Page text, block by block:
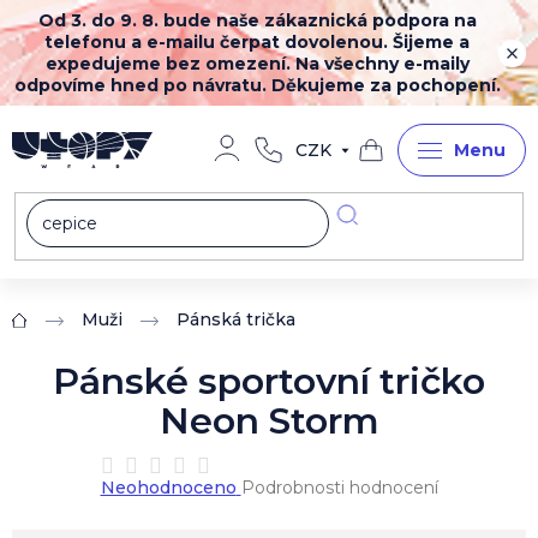
Přejít
na
obsah
Od 3. do 9. 8. bude naše zákaznická podpora na
telefonu a e-mailu čerpat dovolenou. Šijeme a
expedujeme bez omezení. Na všechny e-maily
odpovíme hned po návratu. Děkujeme za pochopení.
CZK
Nákupní
košík
Domů Muži Pánská trička
Pánské sportovní tričko
Neon Storm
Průměrné
hodnocení
Neohodnoceno Podrobnosti hodnocení